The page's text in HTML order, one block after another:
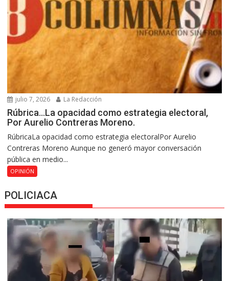
julio 7, 2026 La Redacción
Rúbrica…La opacidad como estrategia electoral,
Por Aurelio Contreras Moreno.
RúbricaLa opacidad como estrategia electoralPor Aurelio
Contreras Moreno Aunque no generó mayor conversación
pública en medio...
OPINIÓN
POLICIACA